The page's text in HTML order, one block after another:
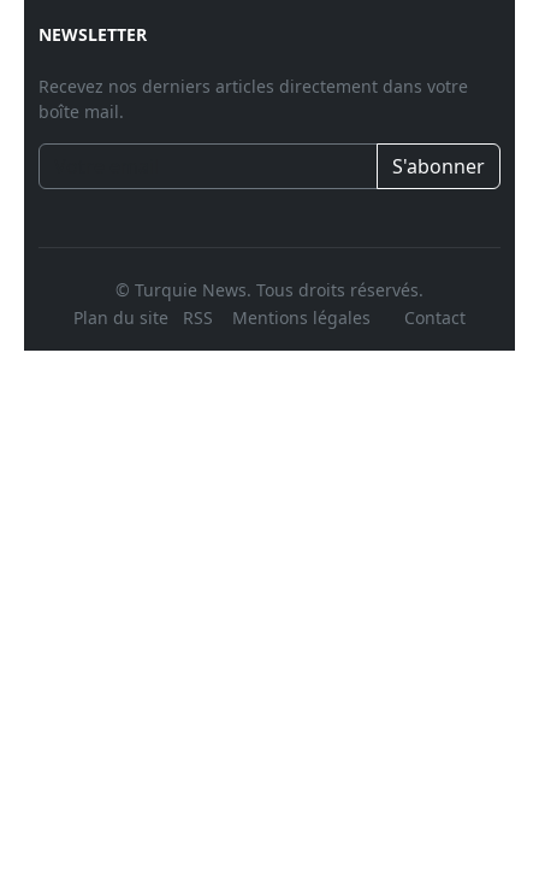
NEWSLETTER
Recevez nos derniers articles directement dans votre
boîte mail.
S'abonner
© Turquie News. Tous droits réservés.
Plan du site
RSS Mentions légales Contact